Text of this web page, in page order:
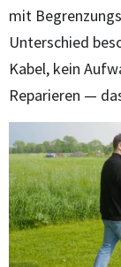
mit
Unterschied
Kabel, kein
Reparieren —